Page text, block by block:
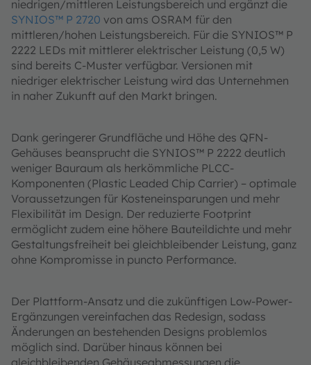
niedrigen/mittleren Leistungsbereich und ergänzt die
SYNIOS™ P 2720 von ams OSRAM für den
mittleren/hohen Leistungsbereich. Für die SYNIOS™ P
2222 LEDs mit mittlerer elektrischer Leistung (0,5 W)
sind bereits C-Muster verfügbar. Versionen mit
niedriger elektrischer Leistung wird das Unternehmen
in naher Zukunft auf den Markt bringen.
Dank geringerer Grundfläche und Höhe des QFN-
Gehäuses beansprucht die SYNIOS™ P 2222 deutlich
weniger Bauraum als herkömmliche PLCC-
Komponenten (Plastic Leaded Chip Carrier) – optimale
Voraussetzungen für Kosteneinsparungen und mehr
Flexibilität im Design. Der reduzierte Footprint
ermöglicht zudem eine höhere Bauteildichte und mehr
Gestaltungsfreiheit bei gleichbleibender Leistung, ganz
ohne Kompromisse in puncto Performance.
Der Plattform-Ansatz und die zukünftigen Low-Power-
Ergänzungen vereinfachen das Redesign, sodass
Änderungen an bestehenden Designs problemlos
möglich sind. Darüber hinaus können bei